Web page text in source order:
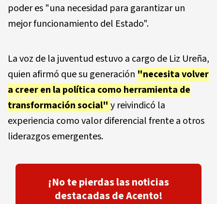
poder es "una necesidad para garantizar un
mejor funcionamiento del Estado".
La voz de la juventud estuvo a cargo de Liz Ureña,
quien afirmó que su generación "necesita volver
a creer en la política como herramienta de
transformación social" y reivindicó la
experiencia como valor diferencial frente a otros
liderazgos emergentes.
¡No te pierdas las noticias
destacadas de Acento!